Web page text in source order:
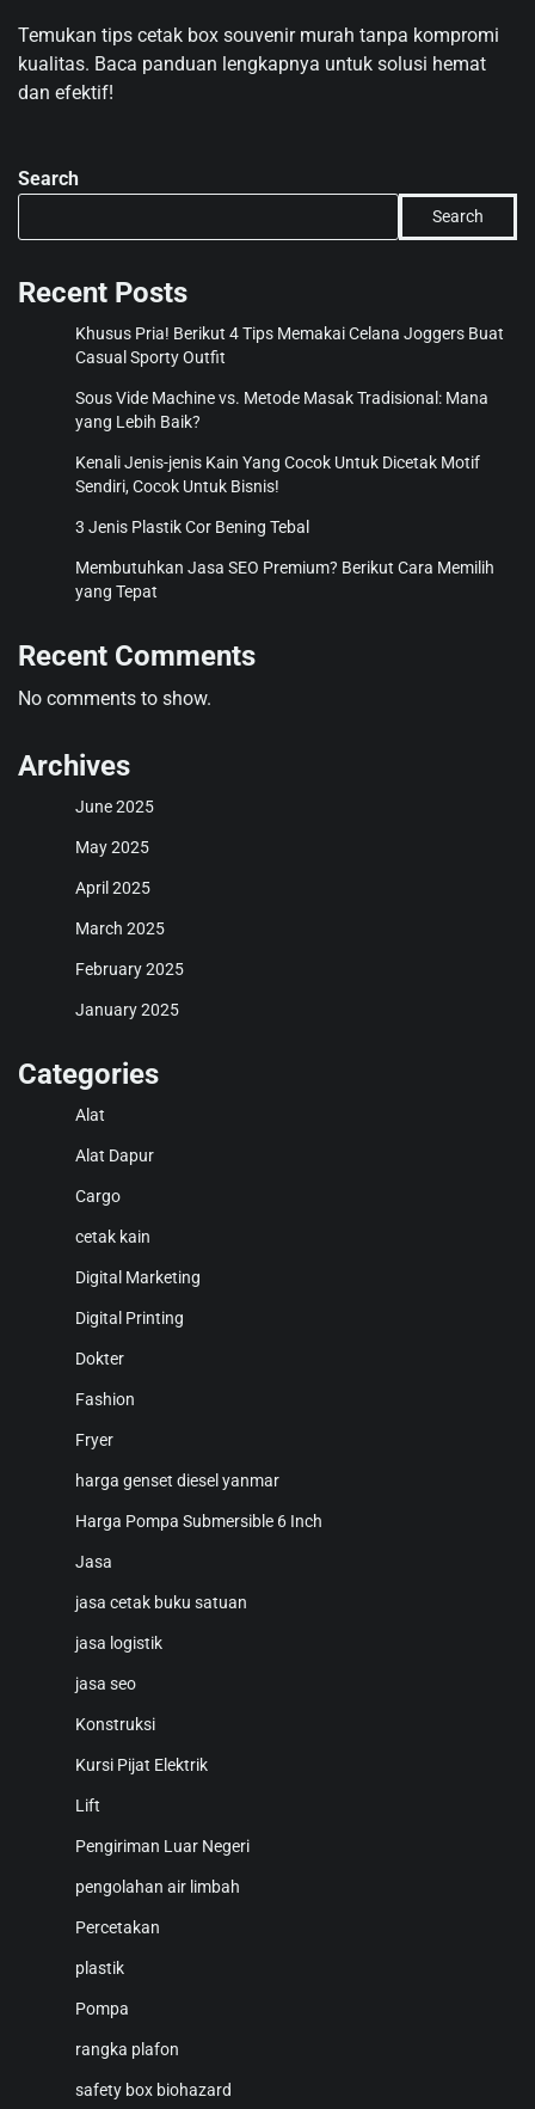
Temukan tips cetak box souvenir murah tanpa kompromi
kualitas. Baca panduan lengkapnya untuk solusi hemat
dan efektif!
Search
Search
Recent Posts
Khusus Pria! Berikut 4 Tips Memakai Celana Joggers Buat
Casual Sporty Outfit
Sous Vide Machine vs. Metode Masak Tradisional: Mana
yang Lebih Baik?
Kenali Jenis-jenis Kain Yang Cocok Untuk Dicetak Motif
Sendiri, Cocok Untuk Bisnis!
3 Jenis Plastik Cor Bening Tebal
Membutuhkan Jasa SEO Premium? Berikut Cara Memilih
yang Tepat
Recent Comments
No comments to show.
Archives
June 2025
May 2025
April 2025
March 2025
February 2025
January 2025
Categories
Alat
Alat Dapur
Cargo
cetak kain
Digital Marketing
Digital Printing
Dokter
Fashion
Fryer
harga genset diesel yanmar
Harga Pompa Submersible 6 Inch
Jasa
jasa cetak buku satuan
jasa logistik
jasa seo
Konstruksi
Kursi Pijat Elektrik
Lift
Pengiriman Luar Negeri
pengolahan air limbah
Percetakan
plastik
Pompa
rangka plafon
safety box biohazard